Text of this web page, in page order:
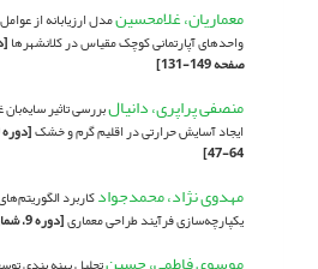
معماریان، غلامحسینمدل ارزیابانه از
واحدهای آپارتمانی کوچک مقیاس در کلانشهرها
صفحه 149-131]
منصفی پراپری، دانیالبررسی تاثیر
ایجاد آسایش حرارتی در اقلیم گرم و خشک
64-47]
مهدوی نژاد، محمدجوادکاربرد
یکپارچه‌سازی فرآیند طراحی معماری[دوره 9، شماره 1، 1400، صفحه 1-12]